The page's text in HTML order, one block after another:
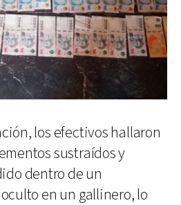
los efectivos hallaron
sustraídos y
dentro de un
en un gallinero, lo